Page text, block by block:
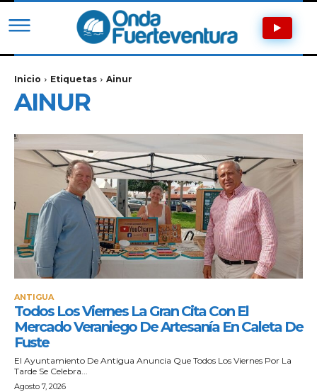
Inicio Etiquetas Ainur
AINUR
ANTIGUA
Todos Los Viernes La Gran Cita Con El
Mercado Veraniego De Artesanía En Caleta De
Fuste
El Ayuntamiento De Antigua Anuncia Que Todos Los Viernes Por La
Tarde Se Celebra...
Agosto 7, 2026